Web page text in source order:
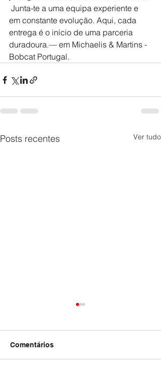
Junta-te a uma equipa experiente e
em constante evolução. Aqui, cada
entrega é o início de uma parceria
duradoura.— em Michaelis & Martins -
Bobcat Portugal.
Posts recentes Ver tudo
Comentários